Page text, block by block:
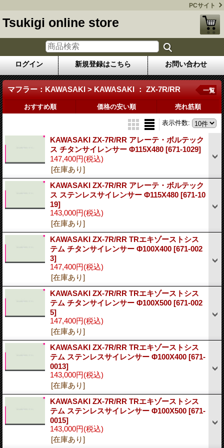
PCサイト
Tsukigi online store
ログイン 新規登録はこちら お問い合わせ
マフラー：KAWASAKI > KAWASAKI ： ZX-7R/RR 一覧
おすすめ順 価格の安い順 売れ筋順
表示件数:
KAWASAKI ZX-7R/RR アレーテ・ボルテック
ス チタンサイレンサー Φ115X480 [671-1029]
147,400円(税込)
[在庫あり]
KAWASAKI ZX-7R/RR アレーテ・ボルテック
ス ステンレスサイレンサー Φ115X480 [671-10
19]
143,000円(税込)
[在庫あり]
KAWASAKI ZX-7R/RR TRエキゾーストシス
テム チタンサイレンサー Φ100X400 [671-002
3]
147,400円(税込)
[在庫あり]
KAWASAKI ZX-7R/RR TRエキゾーストシス
テム チタンサイレンサー Φ100X500 [671-002
5]
147,400円(税込)
[在庫あり]
KAWASAKI ZX-7R/RR TRエキゾーストシス
テム ステンレスサイレンサー Φ100X400 [671-
0013]
143,000円(税込)
[在庫あり]
KAWASAKI ZX-7R/RR TRエキゾーストシス
テム ステンレスサイレンサー Φ100X500 [671-
0015]
143,000円(税込)
[在庫あり]